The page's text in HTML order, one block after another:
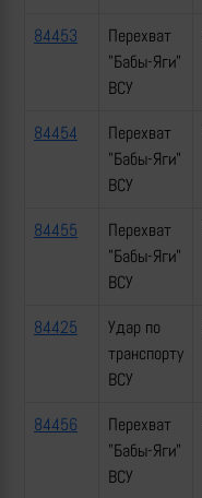
84453
Перехват
"Бабы-Яги"
ВСУ
84454
Перехват
"Бабы-Яги"
ВСУ
84455
Перехват
"Бабы-Яги"
ВСУ
84425
Удар по
транспорту
ВСУ
84456
Перехват
"Бабы-Яги"
ВСУ